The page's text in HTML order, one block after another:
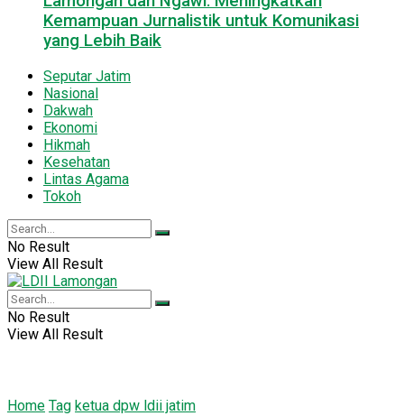
Kemampuan Jurnalistik untuk Komunikasi
yang Lebih Baik
Seputar Jatim
Nasional
Dakwah
Ekonomi
Hikmah
Kesehatan
Lintas Agama
Tokoh
No Result
View All Result
No Result
View All Result
Home Tag ketua dpw ldii jatim